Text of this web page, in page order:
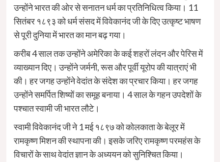
उन्होंने भारत की ओर से सनातन धर्म का प्रतिनिधित्व किया। 11
सितंबर १८९३ को धर्म संसद में विवेकानंद जी के दिए उत्कृष्ट भाषण
से पूरी दुनिया में भारत का मान बढ़ गया।
करीब 4 साल तक उन्होंने अमेरिका के कई शहरों लंदन और पेरिस में
व्याख्यान दिए। उन्होंने जर्मनी, रूस और पूर्वी यूरोप की यात्राएं भी
की। हर जगह उन्होंने वेदांत के संदेश का प्रचार किया। हर जगह
उन्होंने समर्पित शिष्यों का समूह बनाया। 4 साल के गहन उपदेशों के
पश्चात स्वामी जी भारत लौटे।
स्वामी विवेकानंद जी ने 1 मई १८९७ को कोलकाता के बेलूर में
रामकृष्ण मिशन की स्थापना की। इसके जरिए रामकृष्ण परमहंस के
विचारों के साथ वेदांत ज्ञान के अध्ययन को सुनिश्चित किया।